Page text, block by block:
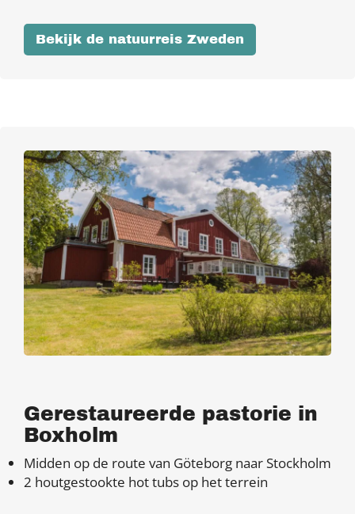
Bekijk de natuurreis Zweden
Gerestaureerde pastorie in
Boxholm
Midden op de route van Göteborg naar Stockholm
2 houtgestookte hot tubs op het terrein